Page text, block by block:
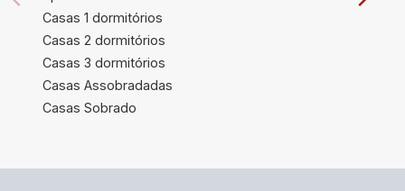
Casas 1 dormitórios
Casas 2 dormitórios
Casas 3 dormitórios
Casas Assobradadas
Casas Sobrado